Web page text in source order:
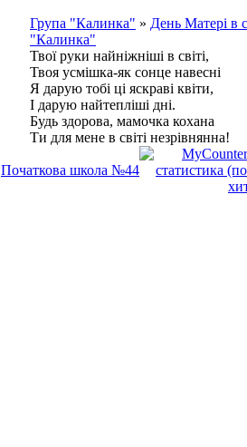
Група "Калинка" » День Матері в
"Калинка"
Твої руки найніжніші в світі,
Твоя усмішка-як сонце навесні
Я дарую тобі ці яскраві квіти,
І дарую найтепліші дні.
Будь здорова, мамочка кохана
Ти для мене в світі незрівнянна!
Початкова школа №44